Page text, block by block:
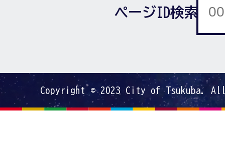
ページID検索
Copyright © 2023 City of Tsukuba.